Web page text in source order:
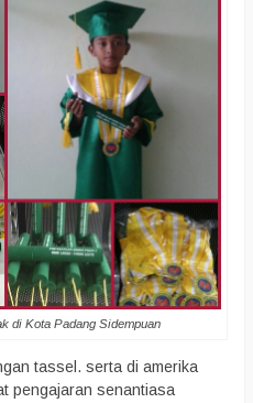
di Kota Padang Sidempuan
tassel. serta di amerika
pengajaran senantiasa